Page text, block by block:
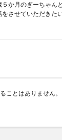
５か月のぎーちゃん
をさせていただきた
ことはありません。